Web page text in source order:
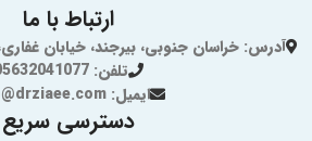
ارتباط با ما
آدرس: خراسان جنوبی، بیرجند، خیابان
تلفن: 05632041077
ایمیل: info@drziaee.com
دسترسی سریع